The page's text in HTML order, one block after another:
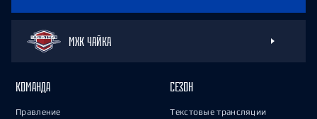
МХК ЧАЙКА
КОМАНДА
Правление
СЕЗОН
Текстовые трансляции